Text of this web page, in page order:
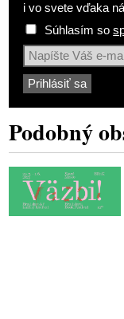
i vo svete vďaka
Súhlasím so
Podobný